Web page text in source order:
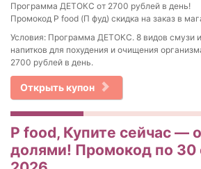
Программа ДЕТОКС от 2700 рублей в день!
Промокод P food (П фуд) скидка на заказ в
Условия: Программа ДЕТОКС. 8 видов смузи и
напитков для похудения и очищения
2700 рублей в день.
Открыть купон
P food, Купите сейчас —
долями! Промокод по 30